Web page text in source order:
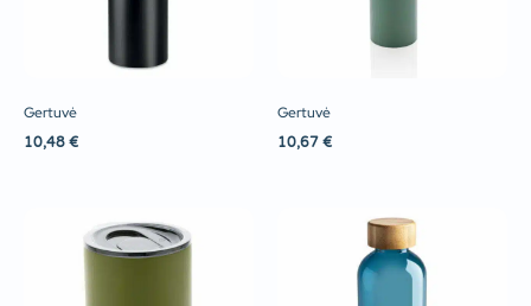
Gertuvė
10,48 €
Gertuvė
10,67 €